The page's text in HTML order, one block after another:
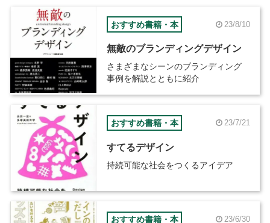
おすすめ書籍・本 23/8/10
無敵のブランディングデザイン
さまざまなシーンのブランディング
事例を解説とともに紹介
おすすめ書籍・本 23/7/21
すてるデザイン
持続可能な社会をつくるアイデア
おすすめ書籍・本 23/6/30